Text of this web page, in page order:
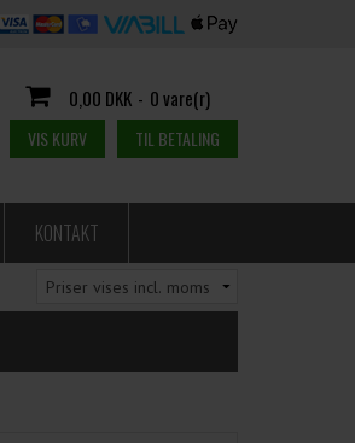
0,00 DKK - 0 vare(r)
VIS KURV TIL BETALING
KONTAKT